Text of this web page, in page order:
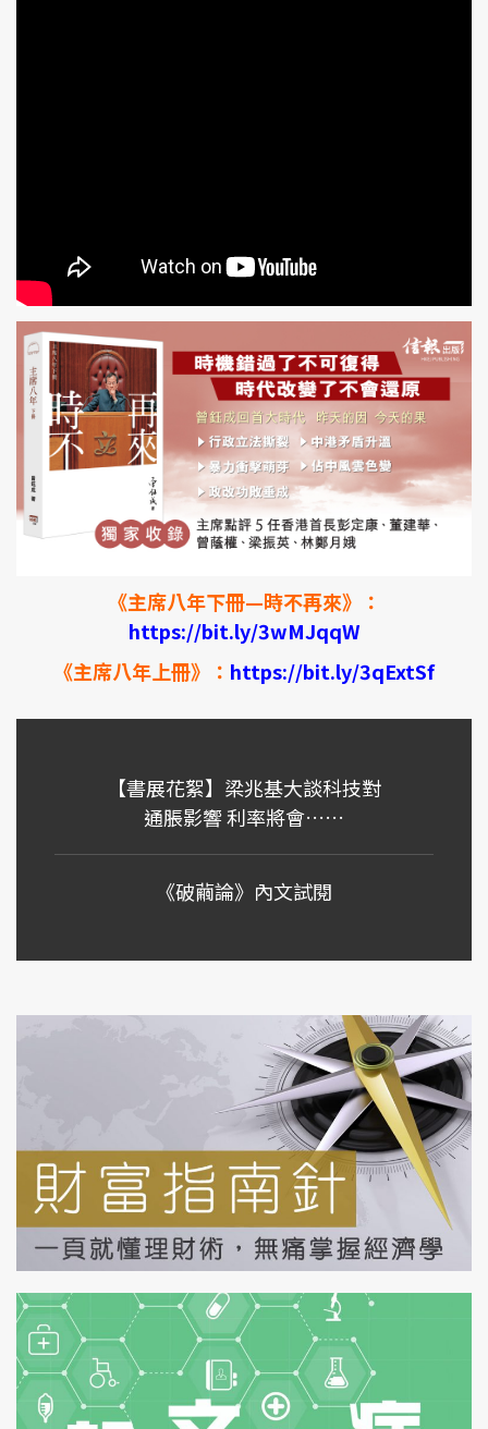
《主席八年下冊—時不再來》：
https://bit.ly/3wMJqqW
《主席八年上冊》： https://bit.ly/3qExtSf
【書展花絮】梁兆基大談科技對
通脹影響 利率將會……
《破繭論》內文試閱